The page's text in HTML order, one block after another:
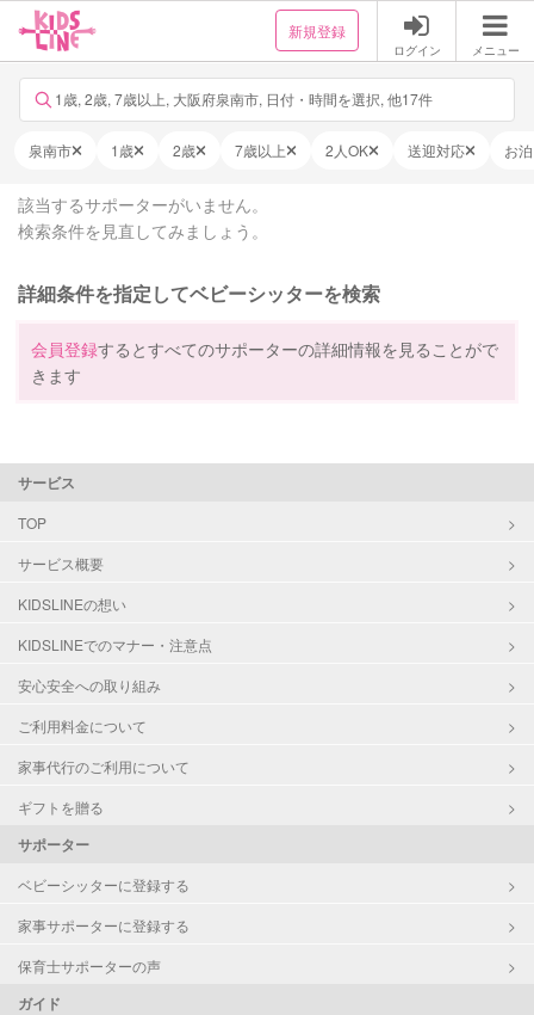
新規登録
ログイン メニュー
1歳, 2歳, 7歳以上, 大阪府泉南市, 日付・時間を選択, 他17件
泉南市 1歳 2歳 7歳以上 2人OK 送迎対応 お
該当するサポーターがいません。
検索条件を見直してみましょう。
詳細条件を指定してベビーシッターを検索
会員登録するとすべてのサポーターの詳細情報を見ることがで
きます
サービス
TOP
サービス概要
KIDSLINEの想い
KIDSLINEでのマナー・注意点
安心安全への取り組み
ご利用料金について
家事代行のご利用について
ギフトを贈る
サポーター
ベビーシッターに登録する
家事サポーターに登録する
保育士サポーターの声
ガイド